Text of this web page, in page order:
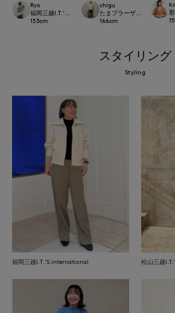
Ryo
福岡三越I.T.'S.international
153cm
chigu
たまプラーザ東急
166cm
スタイリング
Styling
福岡三越I.T.'S.international 松山三越